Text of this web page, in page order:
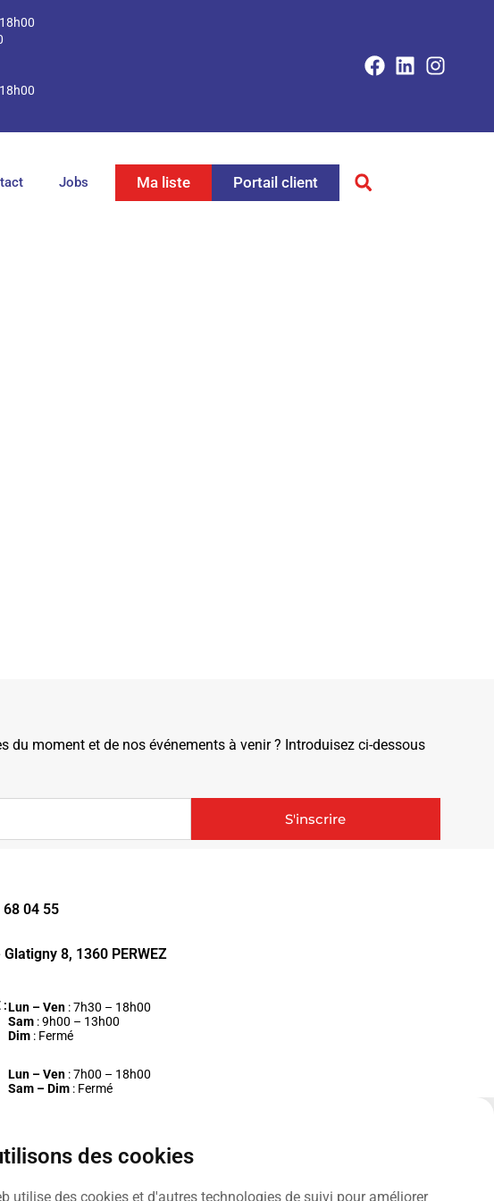
des cookies
utilise des cookies et d'autres technologies de suivi pour améliorer
Jobs Ma liste Portail client
moment et de nos événements à venir ? Introduisez ci-dessous
S'inscrire
68 04 55
Glatigny 8, 1360 PERWEZ
:Lun – Ven : 7h30 – 18h00
Sam : 9h00 – 13h00
Dim : Fermé
Lun – Ven : 7h00 – 18h00
Sam – Dim : Fermé